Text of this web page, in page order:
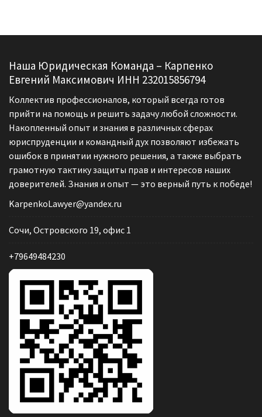
Наша Юридическая Команда – Карпенко
Евгений Максимович ИНН 232015856794
Коллектив профессионалов, который всегда готов
прийти на помощь и решить задачу любой сложности.
Накопленный опыт и знания в различных сферах
юриспруденции и командный дух позволяют избежать
ошибок в принятии нужного решения, а также выбрать
грамотную тактику защиты прав и интересов наших
доверителей. Знания и опыт — это верный путь к победе!
KarpenkoLawyer@yandex.ru
Сочи, Островского 19, офис 1
+79649484230